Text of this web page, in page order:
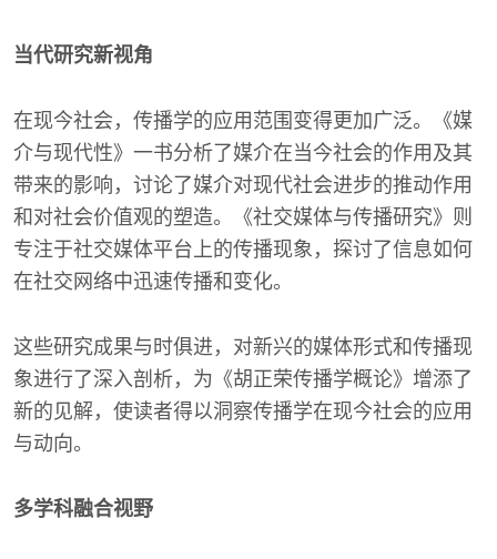
当代研究新视角
在现今社会，传播学的应用范围变得更加广泛。《媒
介与现代性》一书分析了媒介在当今社会的作用及其
带来的影响，讨论了媒介对现代社会进步的推动作用
和对社会价值观的塑造。《社交媒体与传播研究》则
专注于社交媒体平台上的传播现象，探讨了信息如何
在社交网络中迅速传播和变化。
这些研究成果与时俱进，对新兴的媒体形式和传播现
象进行了深入剖析，为《胡正荣传播学概论》增添了
新的见解，使读者得以洞察传播学在现今社会的应用
与动向。
多学科融合视野